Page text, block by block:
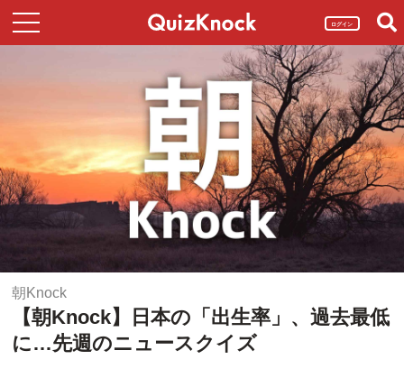
ログイン
朝Knock
【朝Knock】日本の「出生率」、過去最低
に…先週のニュースクイズ